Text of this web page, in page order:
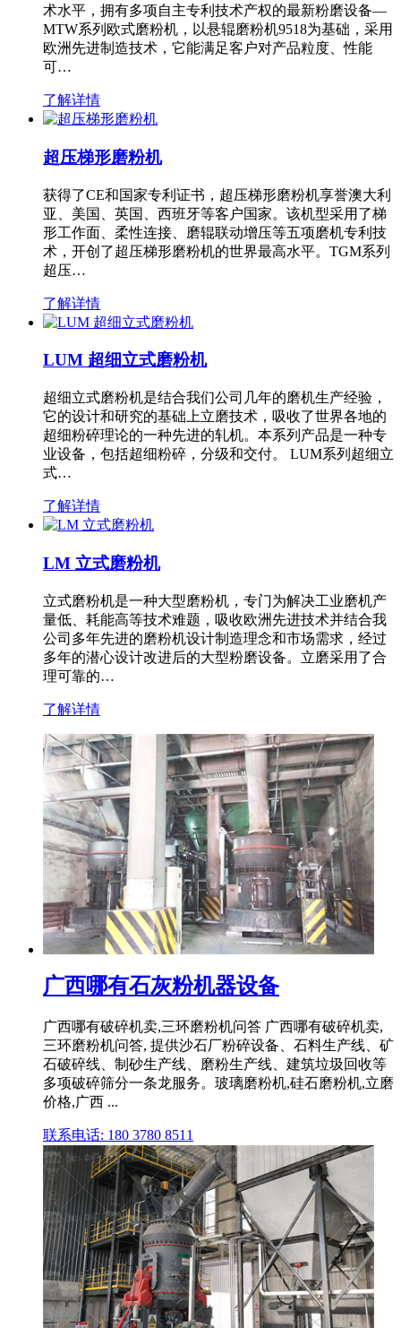
术水平，拥有多项自主专利技术产权的最新粉磨设备—
MTW系列欧式磨粉机，以悬辊磨粉机9518为基础，采用
欧洲先进制造技术，它能满足客户对产品粒度、性能
可…
了解详情
超压梯形磨粉机
获得了CE和国家专利证书，超压梯形磨粉机享誉澳大利
亚、美国、英国、西班牙等客户国家。该机型采用了梯
形工作面、柔性连接、磨辊联动增压等五项磨机专利技
术，开创了超压梯形磨粉机的世界最高水平。TGM系列
超压…
了解详情
LUM 超细立式磨粉机
超细立式磨粉机是结合我们公司几年的磨机生产经验，
它的设计和研究的基础上立磨技术，吸收了世界各地的
超细粉碎理论的一种先进的轧机。本系列产品是一种专
业设备，包括超细粉碎，分级和交付。 LUM系列超细立
式…
了解详情
LM 立式磨粉机
立式磨粉机是一种大型磨粉机，专门为解决工业磨机产
量低、耗能高等技术难题，吸收欧洲先进技术并结合我
公司多年先进的磨粉机设计制造理念和市场需求，经过
多年的潜心设计改进后的大型粉磨设备。立磨采用了合
理可靠的…
了解详情
广西哪有石灰粉机器设备
广西哪有破碎机卖,三环磨粉机问答 广西哪有破碎机卖,
三环磨粉机问答, 提供沙石厂粉碎设备、石料生产线、矿
石破碎线、制砂生产线、磨粉生产线、建筑垃圾回收等
多项破碎筛分一条龙服务。玻璃磨粉机,硅石磨粉机,立磨
价格,广西 ...
联系电话: 180 3780 8511